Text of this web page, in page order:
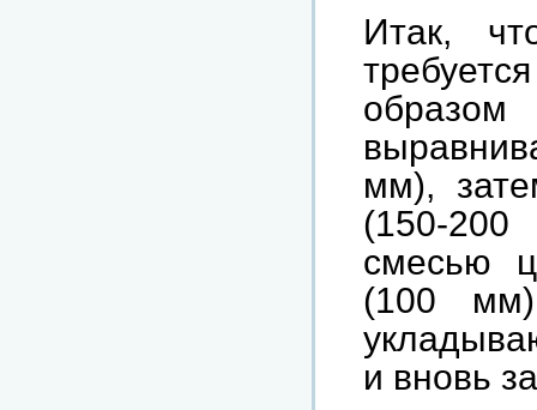
Итак,
мм),
(150-
смесью
(100
и вновь